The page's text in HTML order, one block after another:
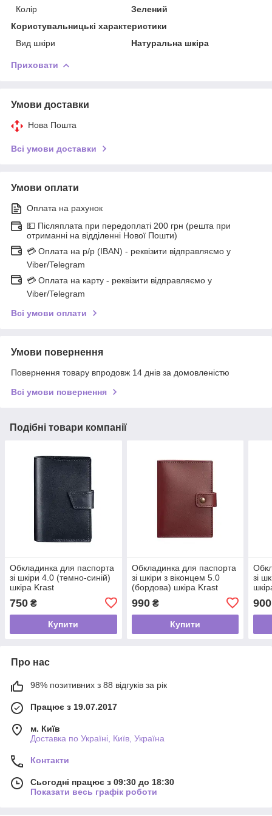
Колір
Зелений
Користувальницькі характеристики
Вид шкіри
Натуральна шкіра
Приховати
Умови доставки
Нова Пошта
Всі умови доставки
Умови оплати
Оплата на рахунок
💵 Післяплата при передоплаті 200 грн (решта при
отриманні на відділенні Нової Пошти)
💳 Оплата на р/р (IBAN) - реквізити відправляємо у
Viber/Telegram
💳 Оплата на карту - реквізити відправляємо у
Viber/Telegram
Всі умови оплати
Умови повернення
Повернення товару впродовж 14 днів за домовленістю
Всі умови повернення
Подібні товари компанії
Обкладинка для паспорта
зі шкіри 4.0 (темно-синій)
шкіра Krast
750 ₴
Купити
Обкладинка для паспорта
зі шкіри з віконцем 5.0
(бордова) шкіра Krast
990₴
Купити
зі
900
Про нас
98% позитивних з 88 відгуків за рік
Працює з 19.07.2017
м. Київ
Доставка по Україні, Київ, Україна
Контакти
Сьогодні працює з 09:30 до 18:30
Показати весь графік роботи